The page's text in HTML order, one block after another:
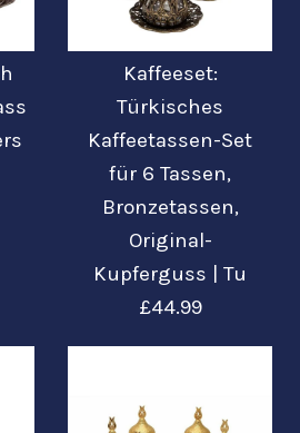
2-in-1-
mit
in Bronze
ist ausverkauft
Türkisch
Silber
Glas Tee
Untertassen
Tablett Set
Kaffeeset:
Türkisches
Kaffeetassen-Set
für 6 Tassen,
Bronzetassen,
Original-
Kupferguss | Tu
£44.99